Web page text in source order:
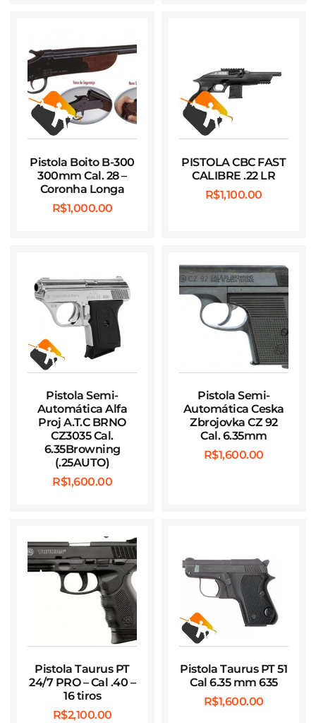
Pistola Boito B-300
300mm Cal. 28 –
Coronha Longa
R$1,000.00
PISTOLA CBC FAST
CALIBRE .22 LR
R$1,100.00
Pistola Semi-
Automática Alfa
Proj A.T.C BRNO
CZ3035 Cal.
6.35Browning
(.25AUTO)
R$1,600.00
Pistola Semi-
Automática Ceska
Zbrojovka CZ 92
Cal. 6.35mm
R$1,600.00
Pistola Taurus PT
24/7 PRO – Cal .40 –
16 tiros
R$2,100.00
Pistola Taurus PT 51
Cal 6.35 mm 635
R$1,600.00